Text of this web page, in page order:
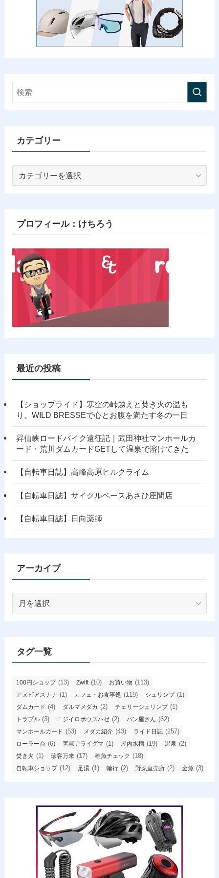
カテゴリー
ープロフィール：けちろう
最近の投稿
【ショップライド】寒空の峠越えと焚き火の温も
り。WILD BRESSEで心とお腹を満たす冬の一日
昇仙峡ロードバイク遠征記｜武田神社マンホールカ
ード・荒川ダムカードGETして温泉で溶けてきた
【自転車日誌】高峰高原ヒルクライム
【自転車日誌】サイクルベースあさひ座間店
【自転車日誌】日向薬師
アーカイブ
タグ一覧
100円ショップ(13) Zwift(10) お買い物 (113)
アヌビアスナナ (1) カフェ・お食事処 (119) シュリンプ(1)
ダムカード (4) ダルマメダカ (2) チェリーシュリンプ(1)
トラブル (3) ニジイロボウズハゼ (2) パン屋さん (62)
マンホールカード (53) メダカ紹介 (43) ライド日誌 (257)
ローラー台 (6) 害獣アライグマ (1) 屋内水槽 (19) 温泉 (2)
焚き火 (1) 珍客万来 (17) 稚魚チェック (18)
自転車ショップ(12) 足湯 (1) 輪行 (2) 野菜直売所 (2) 金魚 (3)